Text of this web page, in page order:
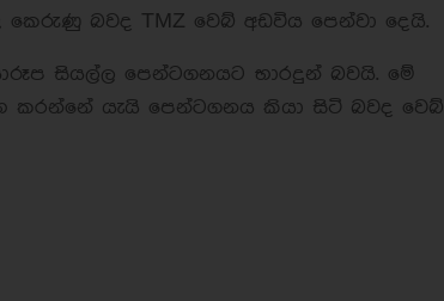
බවද TMZ වෙබ් අඩවිය පෙන්වා දෙයි.
සියල්ල පෙන්ටගනයට භාරදුන් බවයි. මේ
යැයි පෙන්ටගනය කියා සිටි බවද වෙබ්